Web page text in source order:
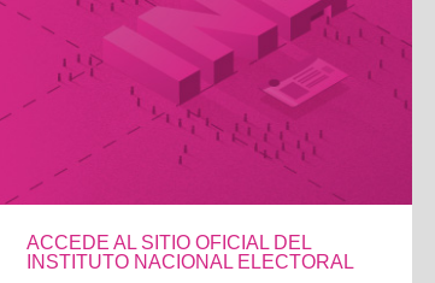
ACCEDE AL SITIO OFICIAL DEL
INSTITUTO NACIONAL ELECTORAL